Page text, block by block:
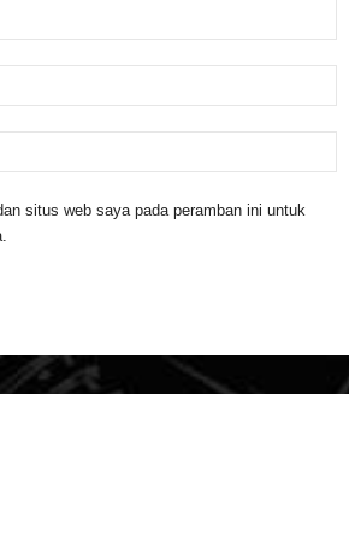
situs web saya pada peramban ini untuk